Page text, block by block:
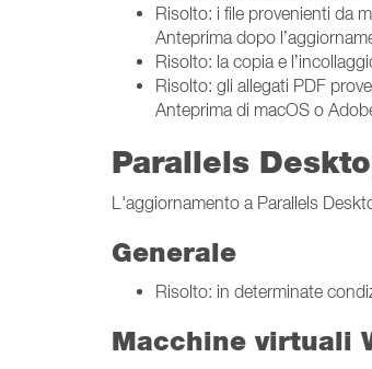
Risolto: i file provenienti da
Anteprima dopo
Risolto: la copia e
Risolto: gli allegati PDF
Anteprima di macOS o
Parallels
L'aggiornamento a Parallels
Generale
Risolto: in determinate
Macchine virtuali